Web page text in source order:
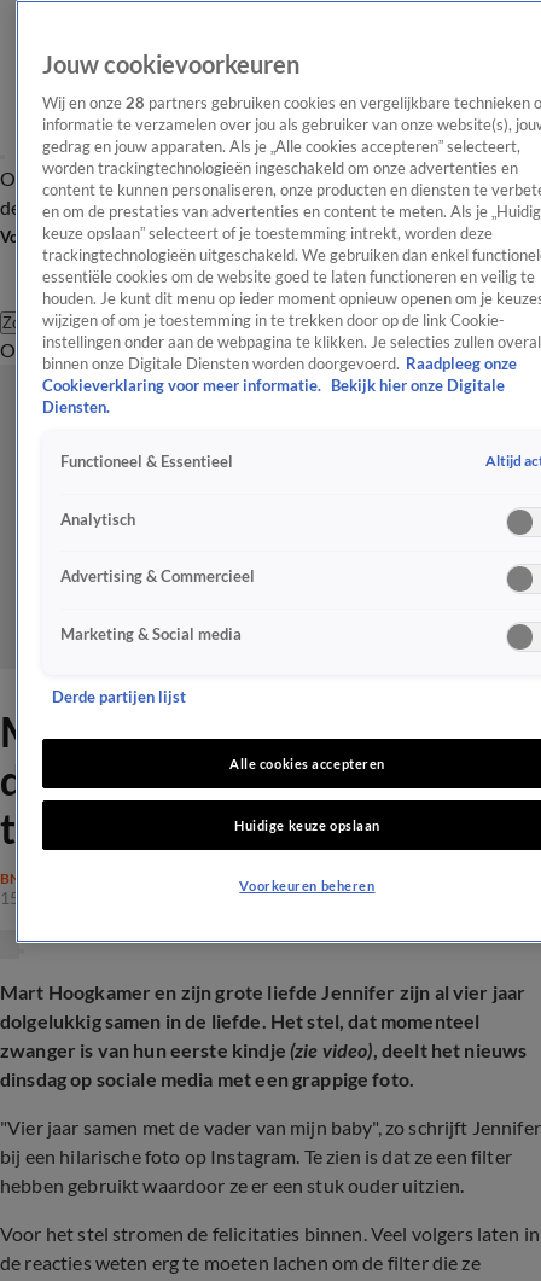
OverzichtAfleveringen Entertainment TV Algemeen
Tip
de redactieNieuwsbrief
Volg Shownieuws
Zoeken
OverzichtEntertainmentSpraakmakendRealityCrimeVideo's
Mart Hoogkamer en Jennifer
delen fantastisch nieuws
tijdens zwangerschap
BN'ERS
15 okt 2024, 13:09
Mart Hoogkamer en zijn grote liefde Jennifer zijn al vier jaar
dolgelukkig samen in de liefde. Het stel, dat momenteel
zwanger is van hun eerste kindje (zie video), deelt het nieuws
dinsdag op sociale media met een grappige foto.
"Vier jaar samen met de vader van mijn baby", zo schrijft Jennifer
bij een hilarische foto op Instagram. Te zien is dat ze een filter
hebben gebruikt waardoor ze er een stuk ouder uitzien.
Voor het stel stromen de felicitaties binnen. Veel volgers laten in
de reacties weten erg te moeten lachen om de filter die ze
Jouw cookievoorkeuren
Wij en onze 28 partners gebruiken cookies en vergelijkbare technieken
informatie te verzamelen over jou als gebruiker van onze website(s),
gedrag en jouw apparaten. Als je „Alle cookies accepteren” selecteert,
worden trackingtechnologieën ingeschakeld om onze advertenties en
content te kunnen personaliseren, onze producten en diensten te
en om de prestaties van advertenties en content te meten. Als je
keuze opslaan” selecteert of je toestemming intrekt, worden deze
trackingtechnologieën uitgeschakeld. We gebruiken dan enkel
essentiële cookies om de website goed te laten functioneren en veilig te
houden. Je kunt dit menu op ieder moment opnieuw openen om je
wijzigen of om je toestemming in te trekken door op de link Cookie-
instellingen onder aan de webpagina te klikken. Je selecties zullen overal
binnen onze Digitale Diensten worden doorgevoerd. Raadpleeg onze
Cookieverklaring voor meer informatie.
Bekijk hier onze Digitale
Diensten.
Functioneel & Essentieel Altijd
Analytisch
Advertising & Commercieel
Marketing & Social media
Derde partijen lijst
Alle cookies accepteren
Huidige keuze opslaan
Voorkeuren beheren